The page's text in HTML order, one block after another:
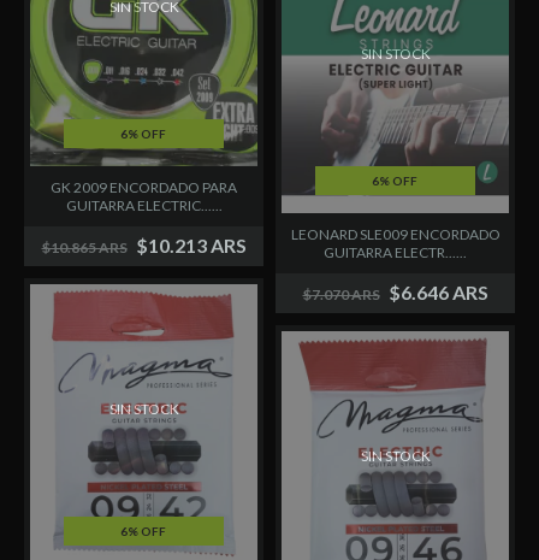
6% OFF
SIN STOCK
GK 2009 ENCORDADO PARA
GUITARRA ELECTRIC......
$10.865 ARS $10.213 ARS
6% OFF
SIN STOCK
LEONARD SLE009 ENCORDADO
GUITARRA ELECTR......
$7.070 ARS $6.646 ARS
6% OFF
SIN STOCK
SIN STOCK